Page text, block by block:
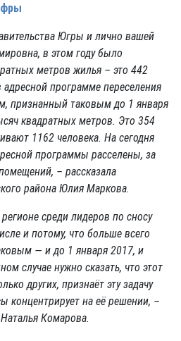
Югры и лично вашей
в этом году было
метров жилья – это 442
программе переселения
признанный таковым до 1 января
квадратных метров. Это 354
1162 человека. На сегодня
программы расселены, за
– рассказала
района Юлия Маркова.
среди лидеров по сносу
и потому, что больше всего
— и до 1 января 2017, и
случае нужно сказать, что этот
других, признаёт эту задачу
концентрирует на её решении, –
Комарова.